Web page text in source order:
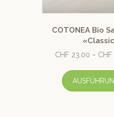
COTONEA Bio
CHF 23.00 – CHF